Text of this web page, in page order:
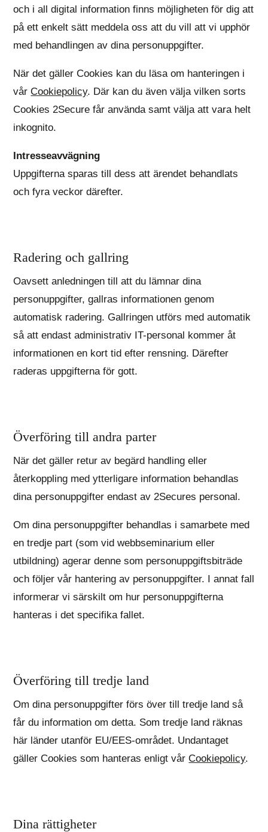
och i all digital information finns möjligheten för dig att
på ett enkelt sätt meddela oss att du vill att vi upphör
med behandlingen av dina personuppgifter.
När det gäller Cookies kan du läsa om hanteringen i
vårCookiepolicy. Där kan du även välja vilken sorts
Cookies 2Secure får använda samt välja att vara helt
inkognito.
Intresseavvägning
Uppgifterna sparas till dess att ärendet behandlats
och fyra veckor därefter.
Radering och gallring
Oavsett anledningen till att du lämnar dina
personuppgifter, gallras informationen genom
automatisk radering. Gallringen utförs med automatik
så att endast administrativ IT-personal kommer åt
informationen en kort tid efter rensning. Därefter
raderas uppgifterna för gott.
Överföring till andra parter
När det gäller retur av begärd handling eller
återkoppling med ytterligare information behandlas
dina personuppgifter endast av 2Secures personal.
Om dina personuppgifter behandlas i samarbete med
en tredje part (som vid webbseminarium eller
utbildning) agerar denne som personuppgiftsbiträde
och följer vår hantering av personuppgifter. I annat fall
informerar vi särskilt om hur personuppgifterna
hanteras i det specifika fallet.
Överföring till tredje land
Om dina personuppgifter förs över till tredje land så
får du information om detta. Som tredje land räknas
här länder utanför EU/EES-området. Undantaget
gäller Cookies som hanteras enligt vårCookiepolicy.
Dina rättigheter